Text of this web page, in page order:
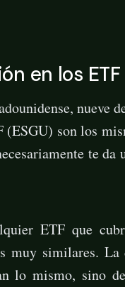
en los ETF
nueve
son los
te
ETF que
muy similares.
lo mismo, sino